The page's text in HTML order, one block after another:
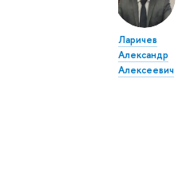
Ларичев
Александр
Алексеевич